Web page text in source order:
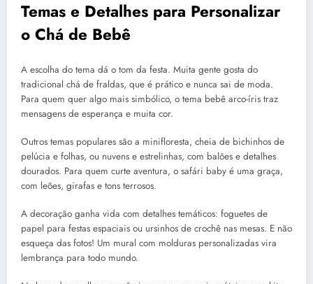
Temas e Detalhes para Personalizar
o Chá de Bebê
A escolha do tema dá o tom da festa. Muita gente gosta do
tradicional chá de fraldas, que é prático e nunca sai de moda.
Para quem quer algo mais simbólico, o tema bebê arco-íris traz
mensagens de esperança e muita cor.
Outros temas populares são a minifloresta, cheia de bichinhos de
pelúcia e folhas, ou nuvens e estrelinhas, com balões e detalhes
dourados. Para quem curte aventura, o safári baby é uma graça,
com leões, girafas e tons terrosos.
A decoração ganha vida com detalhes temáticos: foguetes de
papel para festas espaciais ou ursinhos de crochê nas mesas. E não
esqueça das fotos! Um mural com molduras personalizadas vira
lembrança para todo mundo.